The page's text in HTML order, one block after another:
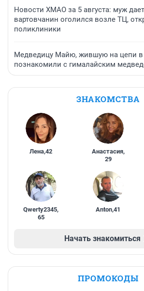
Новости ХМАО за 5 августа: муж
вартовчанин оголился возле ТЦ,
поликлиники
Медведицу Майю, жившую на цепи в
познакомили с гималайским
ЗНАКОМСТВА
Лена,42 Анастасия,
29
Qwerty2345,
65
Anton,41
Начать знакомиться
ПРОМОКОДЫ